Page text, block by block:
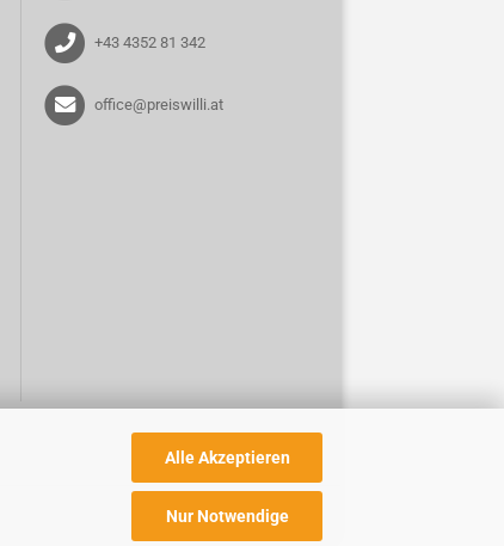
Alle Akzeptieren
Nur Notwendige
+43 4352 81 342
office@preiswilli.at